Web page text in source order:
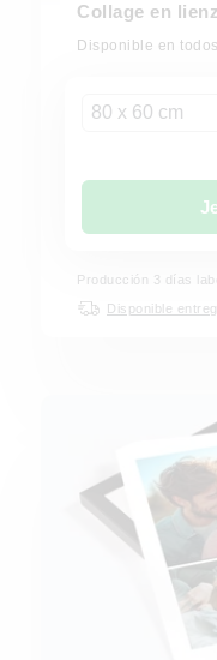
Collage en
Disponible en
80 x 60 cm
Producción 3 días
Disponible